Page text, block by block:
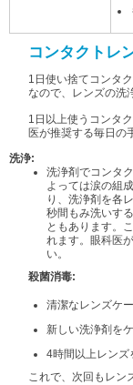
コンタクトレ
1日使い捨てコンタ
なので、レンズの洗
1日以上使うコンタ
医が推奨する毎日の
洗浄:
洗浄剤でコンタ
よっては涙の組
り、洗浄剤を各
秒間もみ洗いす
ともあります。
れます。眼科医
い。
殺菌消毒:
清潔なレンズケ
新しい洗浄剤を
4時間以上レンズ
これで、次回もレン